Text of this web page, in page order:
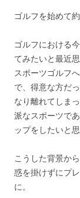
ゴルフを始めて約
ゴルフにおける
てみたいと最近
スポーツゴルフ
で、得意な方だ
なり離れてしま
派なスポーツで
ップをしたいと
こうした背景か
惑を掛けずにプ
に。